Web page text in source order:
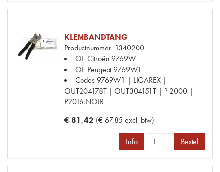
KLEMBANDTANG
Productnummer 1340200
OE Citroën 9769W1
OE Peugeot 9769W1
Codes 9769W1 | LIGAREX |
OUT204178T | OUT304151T | P 2000 |
P2016.NOIR
€ 81,42 (€ 67,85 excl. btw)
Info Bestel